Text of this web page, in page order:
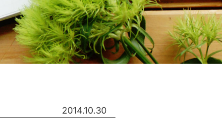
2014.10.30